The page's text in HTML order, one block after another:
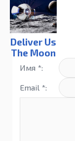
Deliver Us
The Moon
(1.4.1)
Имя *:
Email *: